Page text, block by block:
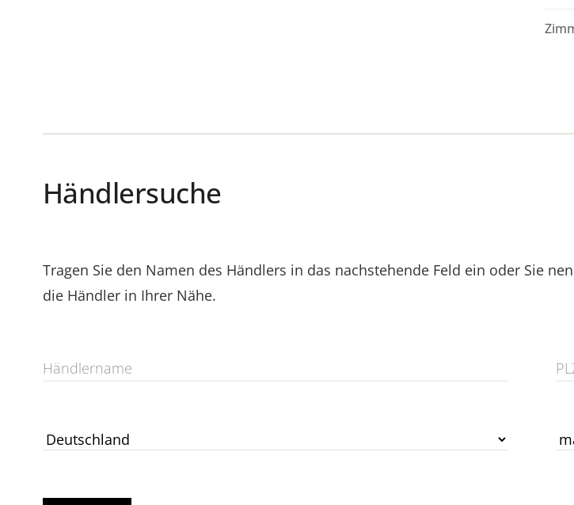
Händlersuche
Tragen Sie den Namen des Händlers in das nachstehende Feld ein oder Sie
die Händler in Ihrer Nähe.